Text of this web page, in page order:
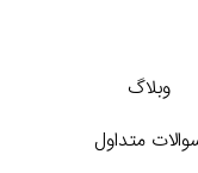
وبلاگ
متداول